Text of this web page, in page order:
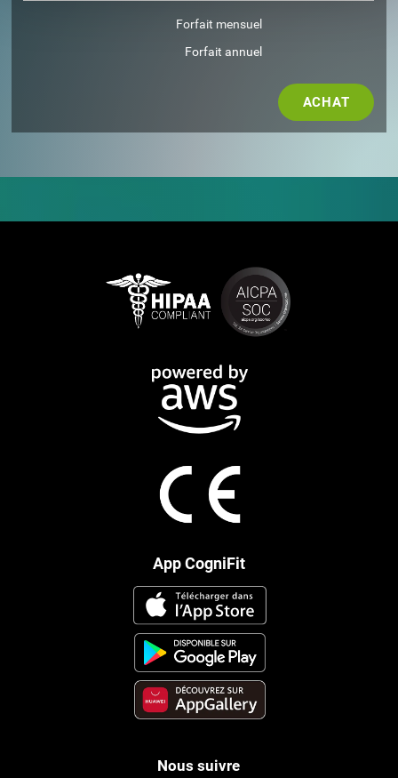
Forfait mensuel
Forfait annuel
ACHAT
App CogniFit
Nous suivre